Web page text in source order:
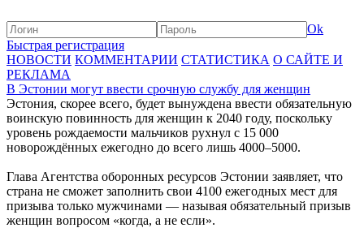
Ok
Быстрая регистрация
НОВОСТИ КОММЕНТАРИИ СТАТИСТИКА О САЙТЕ И
РЕКЛАМА
В Эстонии могут ввести срочную службу для женщин
Эстония, скорее всего, будет вынуждена ввести обязательную
воинскую повинность для женщин к 2040 году, поскольку
уровень рождаемости мальчиков рухнул с 15 000
новорождённых ежегодно до всего лишь 4000–5000.
Глава Агентства оборонных ресурсов Эстонии заявляет, что
страна не сможет заполнить свои 4100 ежегодных мест для
призыва только мужчинами — называя обязательный призыв
женщин вопросом «когда, а не если».